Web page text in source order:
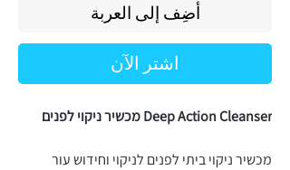
أضِف إلى العربة
اشترِ الآن
Deep Action Cleanser מכשיר ניקוי לפנים
מכשיר ניקוי ביתי לפנים לניקוי וחידוש עור